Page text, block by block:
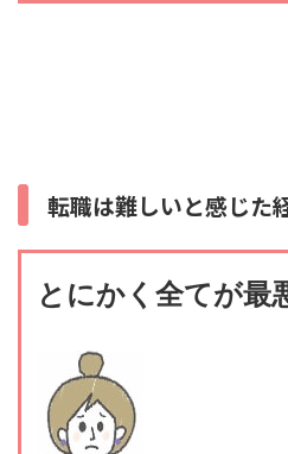
転職は難しいと感じた
とにかく全てが最